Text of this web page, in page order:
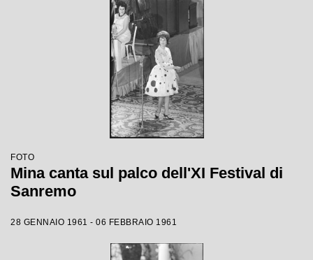
FOTO
Mina canta sul palco dell'XI Festival di
Sanremo
28 GENNAIO 1961 - 06 FEBBRAIO 1961